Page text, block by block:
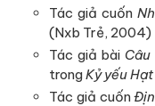
Tác giả cuốn
(Nxb Trẻ, 2004)
Tác giả bài
trongKỷ yếu
Tác giả cuốn